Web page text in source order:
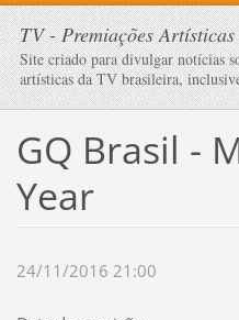
TV - Premiações Artísticas
Site criado para divulgar notícias
artísticas da TV brasileira,
GQ Brasil -
Year
24/11/2016 21:00